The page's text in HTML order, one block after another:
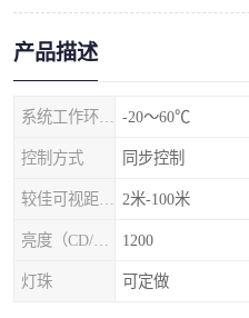
产品描述
-20～60℃
控制方式 同步控制
2米-100米
1200
灯珠 可定做